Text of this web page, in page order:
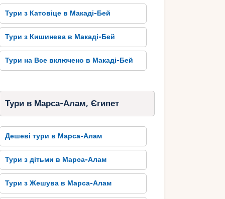
Тури з Катовіце в Макаді-Бей
Тури з Кишинева в Макаді-Бей
Тури на Все включено в Макаді-Бей
Тури в Марса-Алам, Єгипет
Дешеві тури в Марса-Алам
Тури з дітьми в Марса-Алам
Тури з Жешува в Марса-Алам